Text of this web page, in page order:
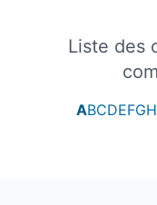
Liste des
ABCDEFGH